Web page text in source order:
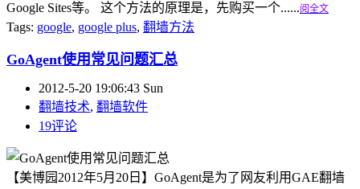
Google Sites等。 这个方法的原理是，先购买一个......阅全文
Tags: google, google plus, 翻墙方法
GoAgent使用常见问题汇总
2012-5-20 19:06:43 Sun
翻墙技术, 翻墙软件
19评论
【美博园2012年5月20日】GoAgent是为了网友利用GAE翻墙